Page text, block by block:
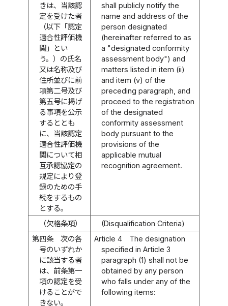
きは、当該認
定を受けた者
（以下「認定
適合性評価機
関」とい
う。）の氏名
又は名称及び
住所並びに前
項第二号及び
第五号に掲げ
る事項を公示
するととも
に、当該認定
適合性評価機
関について相
互承認協定の
規定により登
録のための手
続をするもの
とする。
shall publicly notify the
name and address of the
person designated
(hereinafter referred to as
a "designated conformity
assessment body") and
matters listed in item (ii)
and item (v) of the
preceding paragraph, and
proceed to the registration
of the designated
conformity assessment
body pursuant to the
provisions of the
applicable mutual
recognition agreement.
（欠格条項）
(Disqualification Criteria)
第四条
次の各
号のいずれか
に該当する者
は、前条第一
項の認定を受
けることがで
きない。
Article 4
The designation
specified in Article 3
paragraph (1) shall not be
obtained by any person
who falls under any of the
following items: